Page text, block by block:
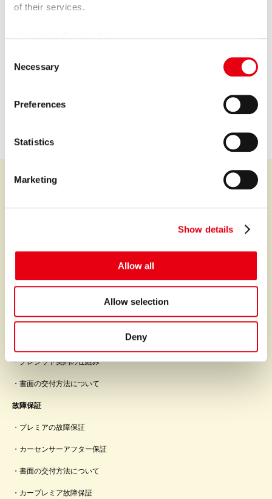
of their services.
Necessary
Preferences
Statistics
Marketing
Show details
Allow all
Allow selection
Deny
サービス
オートリース
クレジット契約の仕組み
書面の交付方法について
故障保証
プレミアの故障保証
カーセンサーアフター保証
書面の交付方法について
カープレミア故障保証